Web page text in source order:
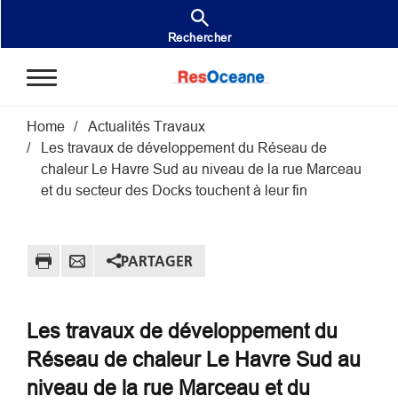
Rechercher
Fil d'Ariane
Home
Actualités Travaux
Les travaux de développement du Réseau de
chaleur Le Havre Sud au niveau de la rue Marceau
et du secteur des Docks touchent à leur fin
PARTAGER
Les travaux de développement du
Réseau de chaleur Le Havre Sud au
niveau de la rue Marceau et du